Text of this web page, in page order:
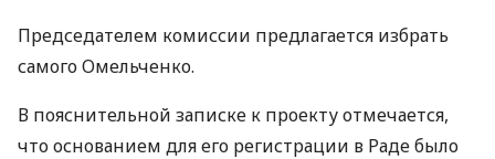
Председателем комиссии предлагается избрать
самого Омельченко.
В пояснительной записке к проекту отмечается,
что основанием для его регистрации в Раде было